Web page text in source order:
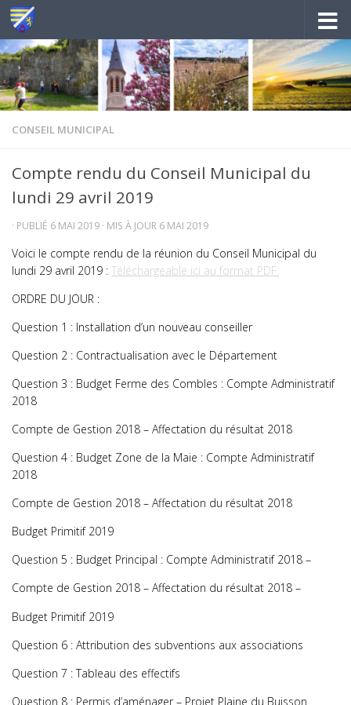
Au dessous du contenu
CONSEIL MUNICIPAL
Compte rendu du Conseil Municipal du
lundi 29 avril 2019
· PUBLIÉ 6 MAI 2019 · MIS À JOUR 6 MAI 2019
Voici le compte rendu de la réunion du Conseil Municipal du
lundi 29 avril 2019 : Téléchargeable ici au format PDF.
ORDRE DU JOUR :
Question 1 : Installation d’un nouveau conseiller
Question 2 : Contractualisation avec le Département
Question 3 : Budget Ferme des Combles : Compte Administratif
2018
Compte de Gestion 2018 – Affectation du résultat 2018
Question 4 : Budget Zone de la Maie : Compte Administratif
2018
Compte de Gestion 2018 – Affectation du résultat 2018
Budget Primitif 2019
Question 5 : Budget Principal : Compte Administratif 2018 –
Compte de Gestion 2018 – Affectation du résultat 2018 –
Budget Primitif 2019
Question 6 : Attribution des subventions aux associations
Question 7 : Tableau des effectifs
Question 8 : Permis d’aménager – Projet Plaine du Buisson